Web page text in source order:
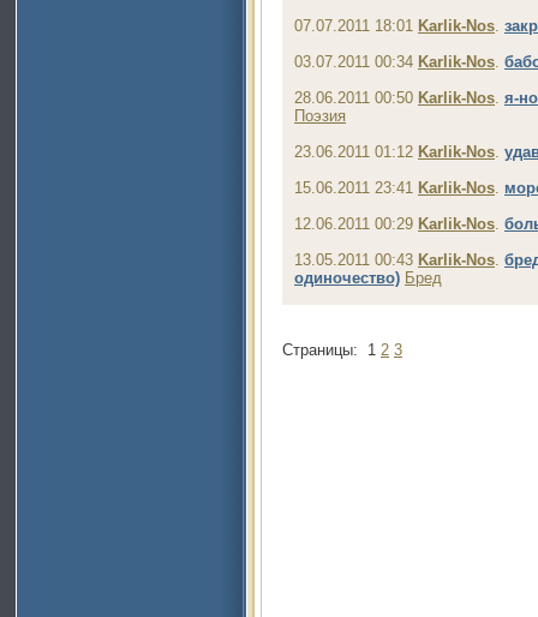
07.07.2011 18:01 Karlik-Nos.
03.07.2011 00:34 Karlik-Nos.
28.06.2011 00:50 Karlik-Nos. я-
Поэзия
23.06.2011 01:12 Karlik-Nos.
15.06.2011 23:41 Karlik-Nos.
12.06.2011 00:29 Karlik-Nos.
13.05.2011 00:43 Karlik-Nos.
одиночество) Бред
Страницы: 1 2 3